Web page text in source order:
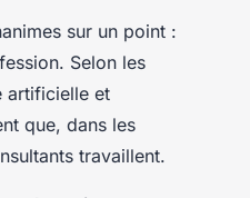
sur un point :
Selon les
artificielle et
que, dans les
travaillent.